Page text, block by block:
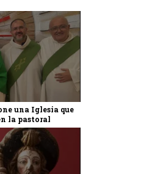
una Iglesia que
la pastoral